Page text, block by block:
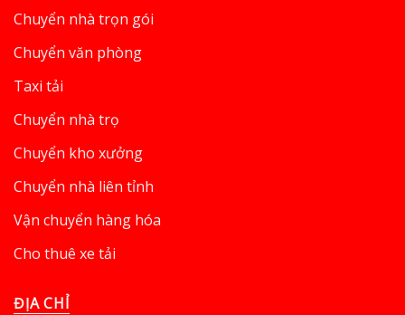
Chuyển nhà trọn gói
Chuyển văn phòng
Taxi tải
Chuyển nhà trọ
Chuyển kho xưởng
Chuyển nhà liên tỉnh
Vận chuyển hàng hóa
Cho thuê xe tải
ĐỊA CHỈ